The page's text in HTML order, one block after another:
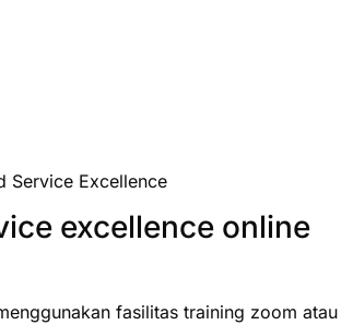
Service Excellence
excellence online
fasilitas training zoom atau